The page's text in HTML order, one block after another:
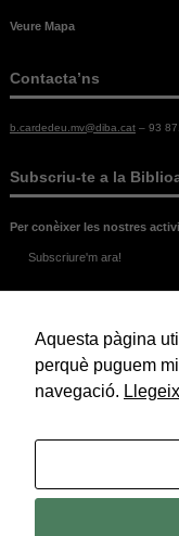
Veure Mapa
Contacta’ns
b.cardedeu.mv@diba.cat– 93
Subscriu-te a la
Per conèixer les nostres
Subscriure'm ara!
Legal
Política de Cookies
Política de Privacitat
Avís Legal
Aquesta pàgina
perquè puguem
navegació.